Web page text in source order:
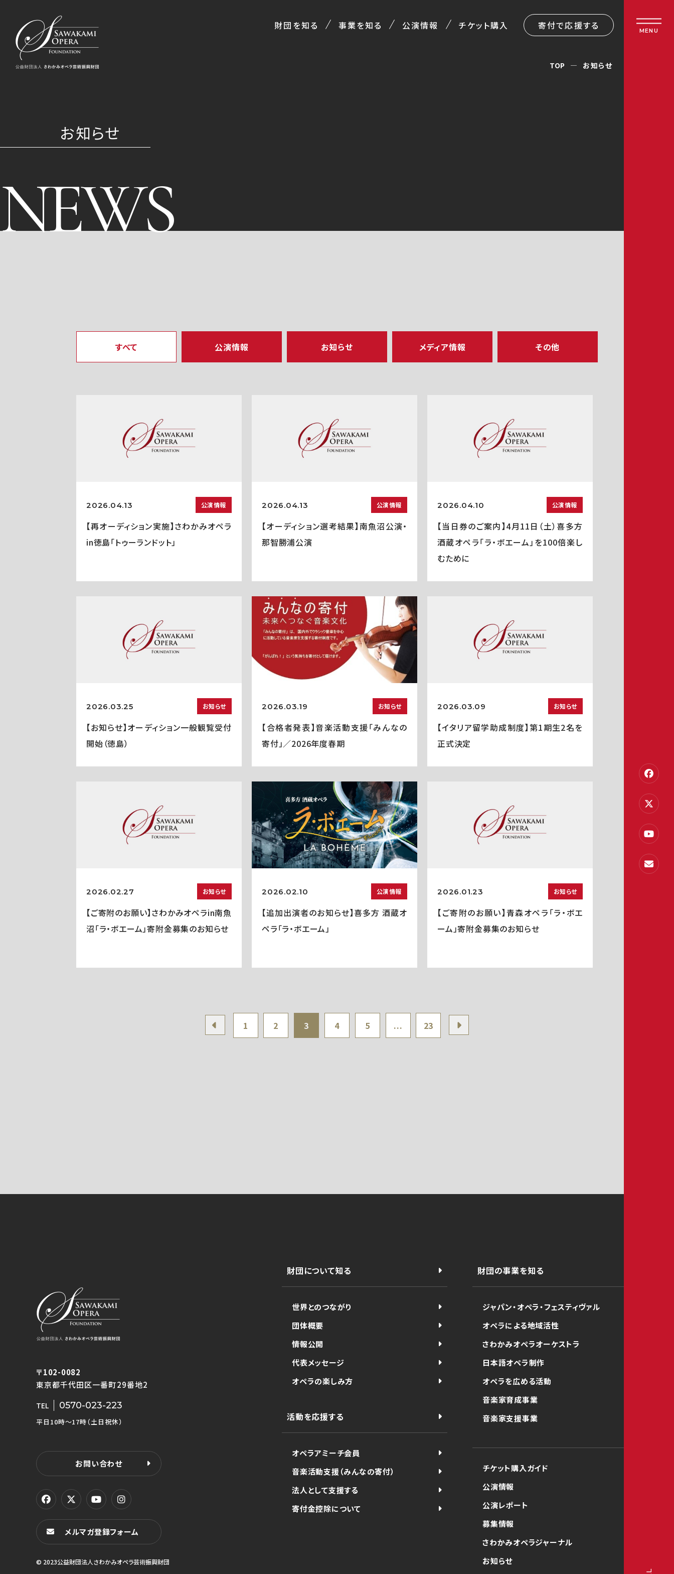
財団を知る 事業を知る 公演情報 チケット購入 寄付で応援する MENU
お知らせ
NEWS
TOP お知らせ
すべて 公演情報 お知らせ メディア情報 その他
2026.04.13 公演情報
【再オーディション実施】さわかみオペラ
in徳島「トゥーランドット」
2026.04.13 公演情報
【オーディション選考結果】南魚沼公演・
那智勝浦公演
2026.04.10 公演情報
【当日券のご案内】4月11日（土）喜多方
酒蔵オペラ「ラ・ボエーム」を100倍楽し
むために
2026.03.25 お知らせ
【お知らせ】オーディション一般観覧受付
開始（徳島）
2026.03.19 お知らせ
【合格者発表】音楽活動支援「みんなの
寄付」／2026年度春期
2026.03.09 お知らせ
【イタリア留学助成制度】第1期生2名を
正式決定
2026.02.27 お知らせ
【ご寄附のお願い】さわかみオペラin南魚
沼「ラ・ボエーム」寄附金募集のお知らせ
2026.02.10 公演情報
【追加出演者のお知らせ】喜多方 酒蔵オ
ペラ「ラ・ボエーム」
2026.01.23 お知らせ
【ご寄附のお願い】青森オペラ「ラ・ボエ
ーム」寄附金募集のお知らせ
1 2 3 4 5 ... 23
〒102-0082
東京都千代田区一番町29番地2
TEL 0570-023-223
平日10時〜17時（土日祝休）
お問い合わせ
メルマガ登録フォーム
© 2023公益財団法人さわかみオペラ芸術振興財団
財団について知る
世界とのつながり
団体概要
情報公開
代表メッセージ
オペラの楽しみ方
活動を応援する
オペラアミーチ会員
音楽活動支援（みんなの寄付）
法人として支援する
寄付金控除について
財団の事業を知る
ジャパン・オペラ・フェスティヴァル
オペラによる地域活性
さわかみオペラオーケストラ
日本語オペラ制作
オペラを広める活動
音楽家育成事業
音楽家支援事業
チケット購入ガイド
公演情報
公演レポート
募集情報
さわかみオペラジャーナル
お知らせ